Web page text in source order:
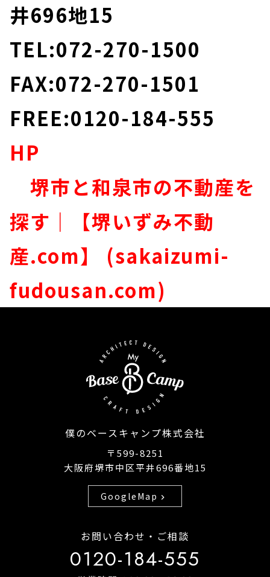
井696地15
TEL:072-270-1500
FAX:072-270-1501
FREE:0120-184-555
HP
堺市と和泉市の不動産を
探す｜【堺いずみ不動
産.com】 (sakaizumi-
fudousan.com)
僕のベースキャンプ株式会社
〒599-8251
大阪府堺市中区平井696番地15
GoogleMap chevron_right
お問い合わせ・ご相談
0120-184-555